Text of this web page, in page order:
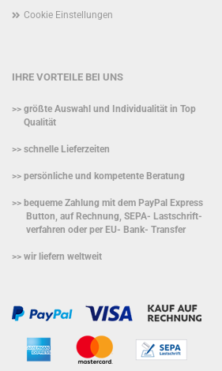
Cookie Einstellungen
IHRE VORTEILE BEI UNS
>> größte Auswahl und Individualität in Top
Qualität
>> schnelle Lieferzeiten
>> persönliche und kompetente Beratung
>> bequeme Zahlung mit dem PayPal Express
Button, auf Rechnung, SEPA- Lastschrift-
verfahren oder per EU- Bank- Transfer
>> wir liefern weltweit